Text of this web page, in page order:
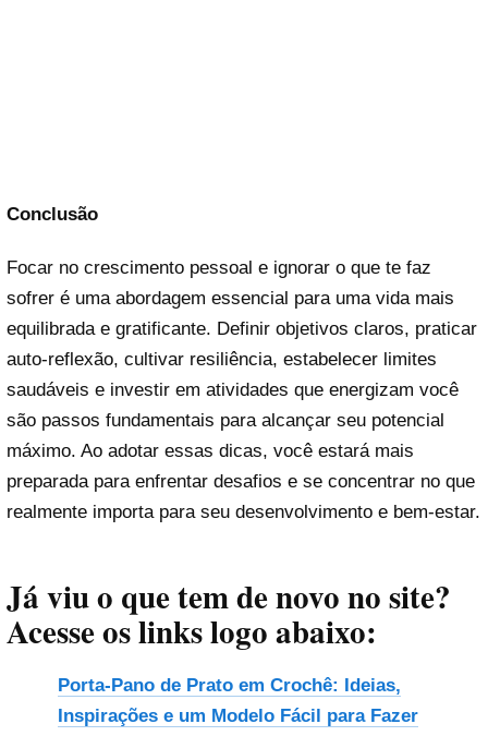
Conclusão
Focar no crescimento pessoal e ignorar o que te faz
sofrer é uma abordagem essencial para uma vida mais
equilibrada e gratificante. Definir objetivos claros, praticar
auto-reflexão, cultivar resiliência, estabelecer limites
saudáveis e investir em atividades que energizam você
são passos fundamentais para alcançar seu potencial
máximo. Ao adotar essas dicas, você estará mais
preparada para enfrentar desafios e se concentrar no que
realmente importa para seu desenvolvimento e bem-estar.
Já viu o que tem de novo no site?
Acesse os links logo abaixo:
Porta-Pano de Prato em Crochê: Ideias,
Inspirações e um Modelo Fácil para Fazer